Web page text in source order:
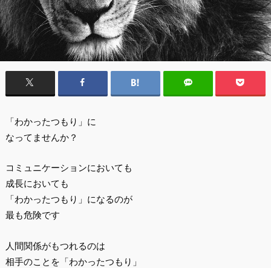
「わかったつもり」に
なってませんか？
コミュニケーションにおいても
成長においても
「わかったつもり」になるのが
最も危険です
人間関係がもつれるのは
相手のことを「わかったつもり」